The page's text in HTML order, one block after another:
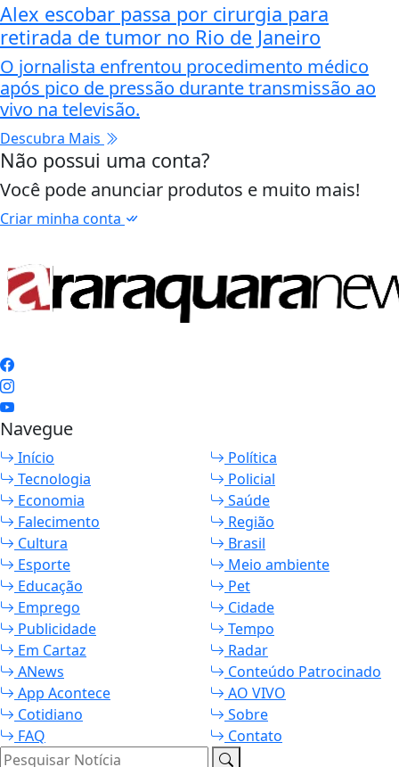
Alex escobar passa por cirurgia para
retirada de tumor no Rio de Janeiro
O jornalista enfrentou procedimento médico
após pico de pressão durante transmissão ao
vivo na televisão.
Descubra Mais
Não possui uma conta?
Você pode anunciar produtos e muito mais!
Criar minha conta
Navegue
Início
Política
Tecnologia
Policial
Economia
Saúde
Falecimento
Região
Cultura
Brasil
Esporte
Meio ambiente
Educação
Pet
Emprego
Cidade
Publicidade
Tempo
Em Cartaz
Radar
ANews
Conteúdo Patrocinado
App Acontece
AO VIVO
Cotidiano
Sobre
FAQ
Contato
Pesquisar Notícia